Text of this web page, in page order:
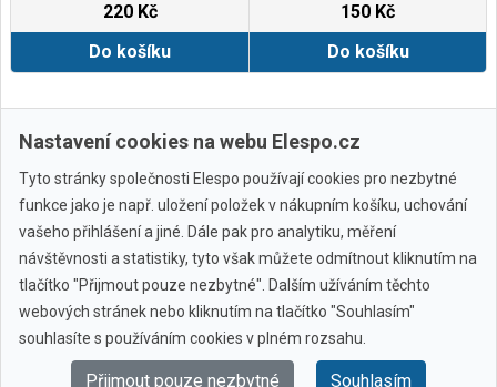
220 Kč
Do košíku
150 Kč
Do košíku
Další › Poslední »
Všechny značky
© 2010 - 2026 Elespo.cz
Nastavení cookies na webu Elespo.cz
Tyto stránky společnosti Elespo používají cookies pro nezbytné
funkce jako je např. uložení položek v nákupním košíku, uchování
vašeho přihlášení a jiné. Dále pak pro analytiku, měření
návštěvnosti a statistiky, tyto však můžete odmítnout kliknutím na
tlačítko "Přijmout pouze nezbytné". Dalším užíváním těchto
webových stránek nebo kliknutím na tlačítko "Souhlasím"
souhlasíte s používáním cookies v plném rozsahu.
Přijmout pouze nezbytné Souhlasím